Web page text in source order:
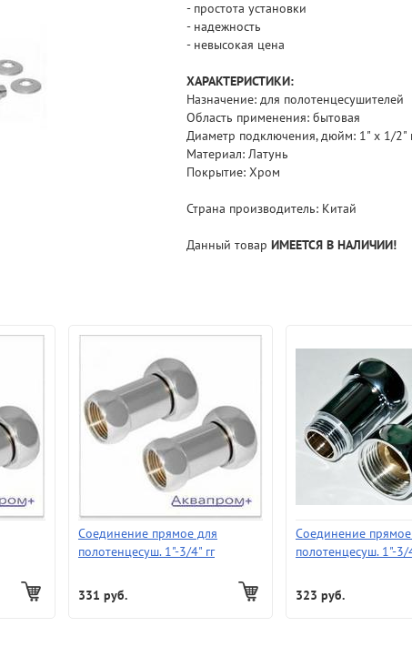
- простота установки
- надежность
- невысокая цена
ХАРАКТЕРИСТИКИ:
Назначение: для полотенцесушителей
Область применения: бытовая
Диаметр подключения, дюйм: 1" х 1/2"
Материал: Латунь
Покрытие: Хром
Страна производитель: Китай
Данный товар ИМЕЕТСЯ В НАЛИЧИИ!
Соединение прямое для
полотенцесуш. 1"-3/4" гг
331 руб.
Соединение
полотенцесуш. 1"-3/
323 руб.